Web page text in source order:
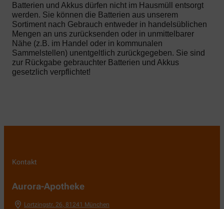
Batterien und Akkus dürfen nicht im Hausmüll entsorgt
werden. Sie können die Batterien aus unserem
Sortiment nach Gebrauch entweder in handelsüblichen
Mengen an uns zurücksenden oder in unmittelbarer
Nähe (z.B. im Handel oder in kommunalen
Sammelstellen) unentgeltlich zurückgegeben. Sie sind
zur Rückgabe gebrauchter Batterien und Akkus
gesetzlich verpflichtet!
Kontakt
Aurora-Apotheke
Lortzingstr. 26, 81241 München